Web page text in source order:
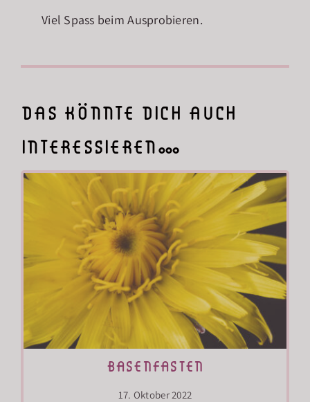
Viel Spass beim Ausprobieren.
das könnte dich auch
interessieren…
basenfasten
17. Oktober 2022